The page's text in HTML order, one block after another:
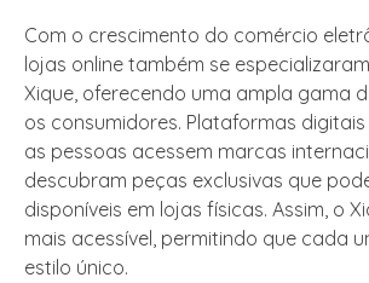
Com o crescimento do comércio
lojas online também se
Xique, oferecendo uma ampla gama
os consumidores. Plataformas
as pessoas acessem marcas
descubram peças exclusivas que
disponíveis em lojas físicas. Assim, o
mais acessível, permitindo que cada
estilo único.